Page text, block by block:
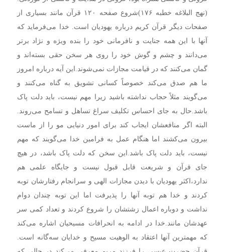
(نهج البلاغه خطبه ۱۷۶)
شروع صفحه ۱۲۰ قرآن مانند بسیاری از
صفحات دیگر قرآن کریم درباره یهودیان است. خدا می‌فرماید که
آنها با این همه جنایت و نافرمانی خود را بنده ویژه و نژاد برتر
می‌دانند و چشم و گوش خود را روی هر سخن حقی بسته‌اند و
گمان می‌کنند که در قیامت مجازات نمی‌شوند.این آیه درباره امروز
ما هم صدق می‌کند خصوصاً کسانی تشویق به گناه می‌کنند و
می‌گویند مثلاً حجاب نداشته باشید زیرا مهم نیست، باید دلت پاک
باشد.حال به جای احساس تکلیف سراغ تساهل و تسامح می‌روند.
البته اگر منافعشان ایجاب کند برای امور دنیایی مو را از ماست
بیرون می‌کشند اما هنگام عمل به فرامین خدا می‌گویند که مهم
نیست، باید دلت پاک باشد.این سخن که دلت پاک باشد، در هیچ
جای قرآن و شریعت قابل قبول نیست و جایگاه علمی هم
ندارد،اکثر یهودیان با دیدن مجازات الهی و سرانجام رفتارشان توبه
کردند و خدا هم توبه آنها را پذیرفت اما این توبه چندان دوام
نداشت و دوباره اعمال زشتشان را شروع کردند و تعداد کمی سر
عهدشان مانند.خدا در ادامه به انحرافات مسیحیان اشاره می‌کند
که مهمترین آنها اعتقاد به الوهیت مسیح و خدایان سه‌گانه است.